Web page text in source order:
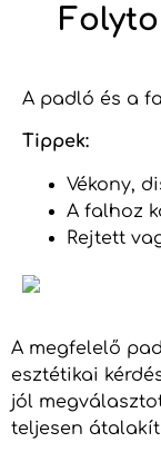
A padló és a
Tippek:
Vékony,
A falhoz
Rejtett
A megfelelő
esztétikai
jól
teljesen